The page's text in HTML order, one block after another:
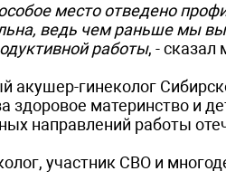
место отведено
ведь чем раньше мы
работы, - сказал
гинеколог
материнство и
направлений работы
участник СВО и